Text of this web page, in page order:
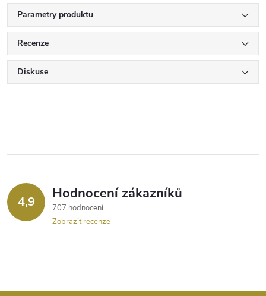
Parametry produktu
Recenze
Diskuse
4,9 Hodnocení zákazníků
707 hodnocení
Zobrazit recenze